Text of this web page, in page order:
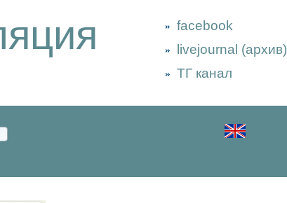
facebook
livejournal (архив)
ТГ канал